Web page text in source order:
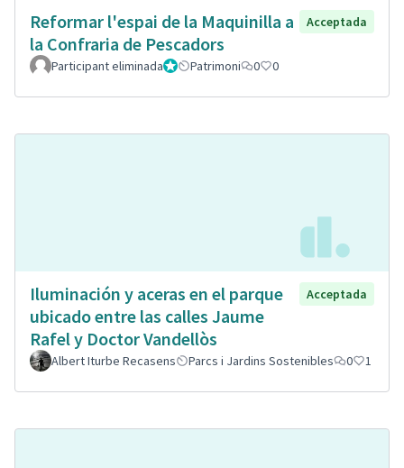
Reformar l'espai de la Maquinilla a
la Confraria de Pescadors
Acceptada
Participant eliminadaAdministrador
Patrimoni 0 0
Iluminación y aceras en el parque
ubicado entre las calles Jaume
Rafel y Doctor Vandellòs
Acceptada
Albert Iturbe Recasens Parcs i Jardins Sostenibles 0 1